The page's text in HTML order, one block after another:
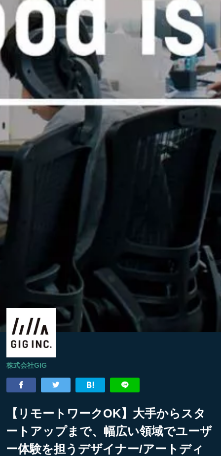
株式会社GIG
【リモートワークOK】大手からスタ
ートアップまで、幅広い領域でユーザ
ー体験を担うデザイナー/アートディ